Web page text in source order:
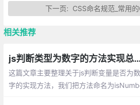
下一页: CSS命名规范_常用
相关推荐
js判断类型为数字的方法实现总汇——
这篇文章主要整理关于js判断变量是否为数
字的实现方法，我们把方法命名为